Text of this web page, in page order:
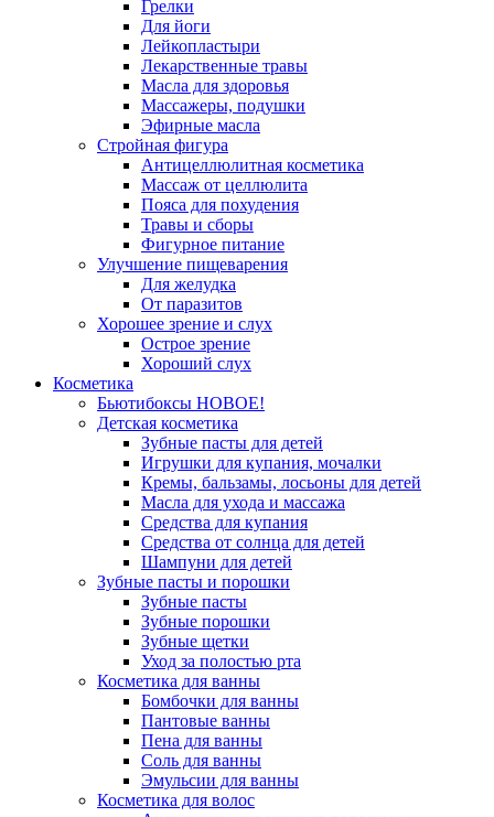
Грелки
Для йоги
Лейкопластыри
Лекарственные травы
Масла для здоровья
Массажеры, подушки
Эфирные масла
Стройная фигура
Антицеллюлитная косметика
Массаж от целлюлита
Пояса для похудения
Травы и сборы
Фигурное питание
Улучшение пищеварения
Для желудка
От паразитов
Хорошее зрение и слух
Острое зрение
Хороший слух
Косметика
Бьютибоксы НОВОЕ!
Детская косметика
Зубные пасты для детей
Игрушки для купания, мочалки
Кремы, бальзамы, лосьоны для детей
Масла для ухода и массажа
Средства для купания
Средства от солнца для детей
Шампуни для детей
Зубные пасты и порошки
Зубные пасты
Зубные порошки
Зубные щетки
Уход за полостью рта
Косметика для ванны
Бомбочки для ванны
Пантовые ванны
Пена для ванны
Соль для ванны
Эмульсии для ванны
Косметика для волос